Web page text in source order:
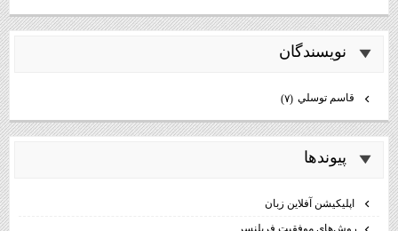
نويسندگان
قاسم توسلي (۷)
پيوندها
اپليكيشن آفلاين زبان